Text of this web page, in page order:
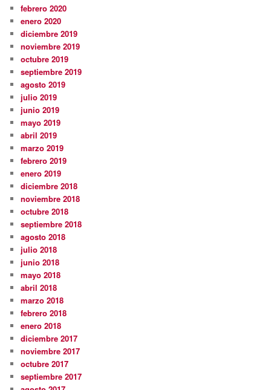
febrero 2020
enero 2020
diciembre 2019
noviembre 2019
octubre 2019
septiembre 2019
agosto 2019
julio 2019
junio 2019
mayo 2019
abril 2019
marzo 2019
febrero 2019
enero 2019
diciembre 2018
noviembre 2018
octubre 2018
septiembre 2018
agosto 2018
julio 2018
junio 2018
mayo 2018
abril 2018
marzo 2018
febrero 2018
enero 2018
diciembre 2017
noviembre 2017
octubre 2017
septiembre 2017